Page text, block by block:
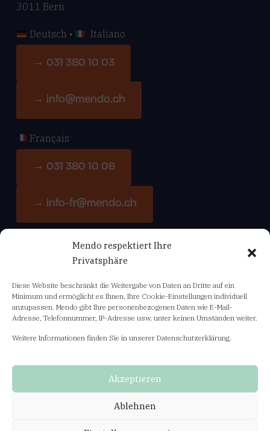
Mendo respektiert Ihre
Privatsphäre
Diese Website beschränkt die Weitergabe von Daten an Dritte auf ein
Minimum und ermöglicht es Ihnen, Ihre Cookie-Einstellungen individuell
anzupassen. Mendo gibt Ihre personenbezogenen Daten wie E-Mail-
Adresse, Telefonnummer, IP-Adresse usw. unter keinen Umständen weiter.
Weitere Informationen finden Sie in unserer Datenschutzerklärung.
Akzeptieren
Ablehnen
3011 Bern
Deutsch • Italiano
→ 031 380 10 03
→ info@mendo.ch
Français
→ 031 380 10 08
→ info-fr@mendo.ch
Navigation
Bildungsangebot
Abo Fachnews mendo-info
Datenschutzerklärung
General terms and conditions